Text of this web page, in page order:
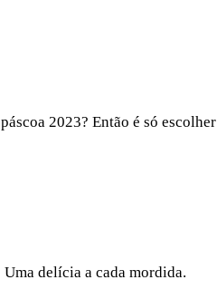
2023? Então é só
delícia a cada mordida.